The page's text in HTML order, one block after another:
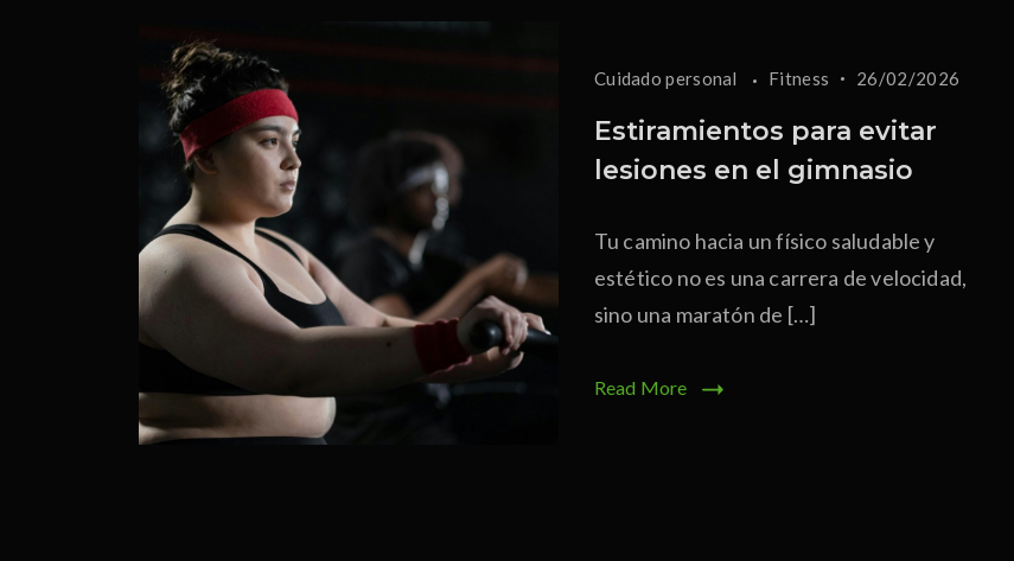
Cuidado personal Fitness 26/02/2026
Estiramientos para evitar
lesiones en el gimnasio
Tu camino hacia un físico saludable y
estético no es una carrera de velocidad,
sino una maratón de […]
Read More